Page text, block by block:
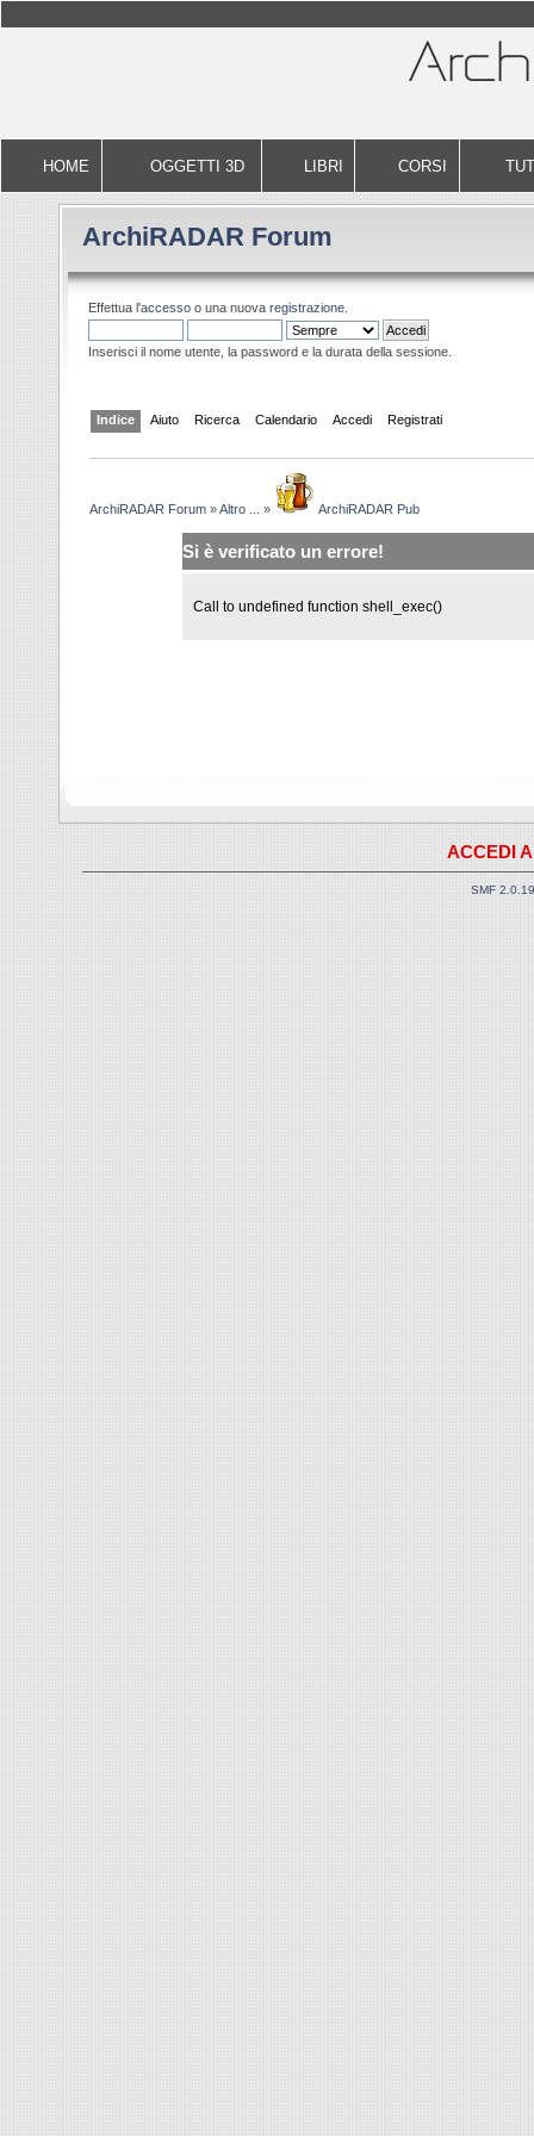
HOME OGGETTI 3D LIBRI CORSI
ArchiRADAR Forum
Effettua l'accesso o una nuova registrazione.
Inserisci il nome utente, la password e la durata della sessione.
Indice Aiuto Ricerca Calendario Accedi Registrati
ArchiRADAR Forum »Altro ... » ArchiRADAR Pub
Si è verificato un errore!
Call to undefined function shell_exec()
ACCEDI
SMF 2.0.19